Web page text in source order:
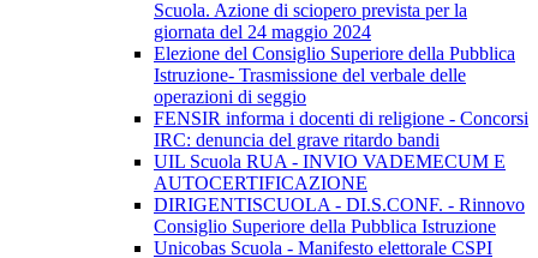
Scuola. Azione di sciopero prevista per la
giornata del 24 maggio 2024
Elezione del Consiglio Superiore della Pubblica
Istruzione- Trasmissione del verbale delle
operazioni di seggio
FENSIR informa i docenti di religione - Concorsi
IRC: denuncia del grave ritardo bandi
UIL Scuola RUA - INVIO VADEMECUM E
AUTOCERTIFICAZIONE
DIRIGENTISCUOLA - DI.S.CONF. - Rinnovo
Consiglio Superiore della Pubblica Istruzione
Unicobas Scuola - Manifesto elettorale CSPI